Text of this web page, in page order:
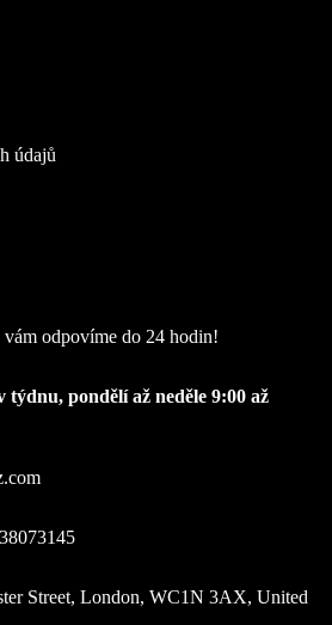
údajů
vám odpovíme do 24 hodin!
týdnu, pondělí až neděle 9:00 až
Street, London, WC1N 3AX, United